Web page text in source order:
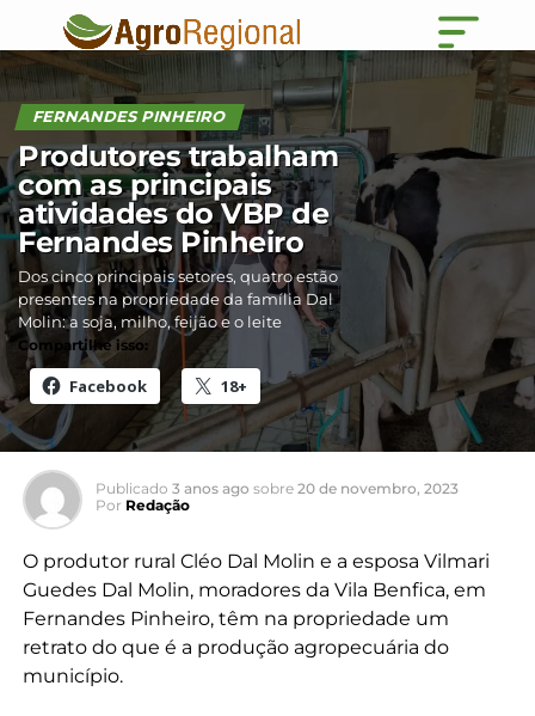
FERNANDES PINHEIRO
Produtores trabalham
com as principais
atividades do VBP de
Fernandes Pinheiro
Dos cinco principais setores, quatro estão
presentes na propriedade da família Dal
Molin: a soja, milho, feijão e o leite
Compartilhe isso:
Facebook 18+
Publicado 3 anos ago sobre 20 de novembro, 2023
Por Redação
O produtor rural Cléo Dal Molin e a esposa Vilmari
Guedes Dal Molin, moradores da Vila Benfica, em
Fernandes Pinheiro, têm na propriedade um
retrato do que é a produção agropecuária do
município.